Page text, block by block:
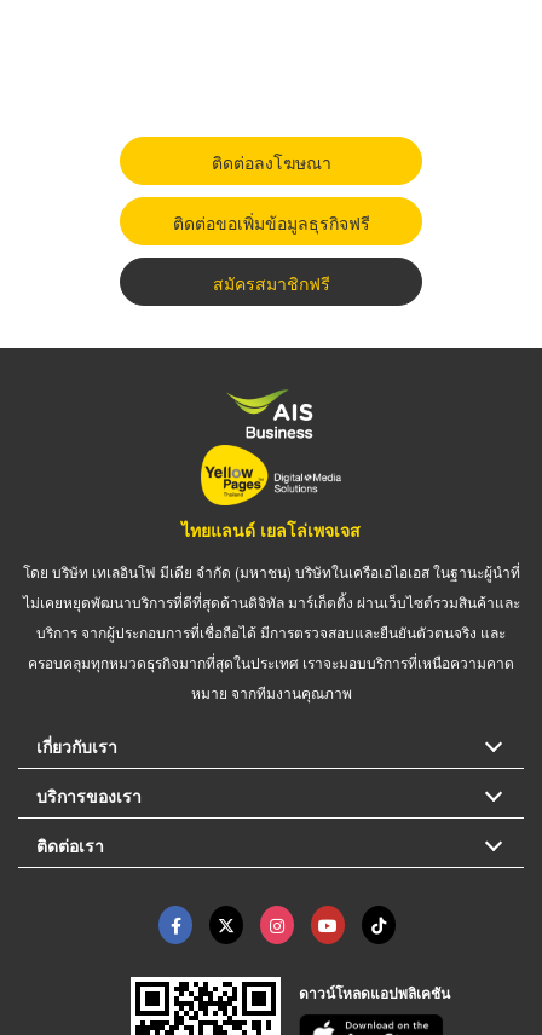
ติดต่อลงโฆษณา
ติดต่อขอเพิ่มข้อมูลธุรกิจฟรี
สมัครสมาชิกฟรี
ไทยแลนด์ เยลโล่เพจเจส
โดย บริษัท เทเลอินโฟ มีเดีย จำกัด (มหาชน) บริษัทในเครือเอไอเอส ในฐานะผู้นำที่
ไม่เคยหยุดพัฒนาบริการที่ดีที่สุดด้านดิจิทัล มาร์เก็ตติ้ง ผ่านเว็บไซต์รวมสินค้าและ
บริการ จากผู้ประกอบการที่เชื่อถือได้ มีการตรวจสอบและยืนยันตัวตนจริง และ
ครอบคลุมทุกหมวดธุรกิจมากที่สุดในประเทศ เราจะมอบบริการที่เหนือความคาด
หมาย จากทีมงานคุณภาพ
เกี่ยวกับเรา
บริการของเรา
ติดต่อเรา
ดาวน์โหลดแอปพลิเคชัน